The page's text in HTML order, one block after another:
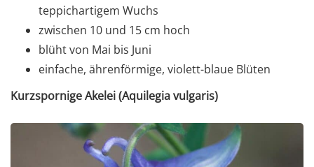
teppichartigem Wuchs
zwischen 10 und 15 cm hoch
blüht von Mai bis Juni
einfache, ährenförmige, violett-blaue Blüten
Kurzspornige Akelei (Aquilegia vulgaris)